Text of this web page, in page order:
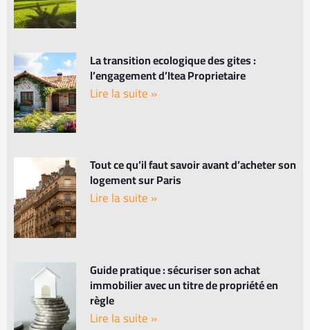
La transition ecologique des gites :
l’engagement d’Itea Proprietaire
Lire la suite »
Tout ce qu’il faut savoir avant d’acheter son
logement sur Paris
Lire la suite »
Guide pratique : sécuriser son achat
immobilier avec un titre de propriété en
règle
Lire la suite »